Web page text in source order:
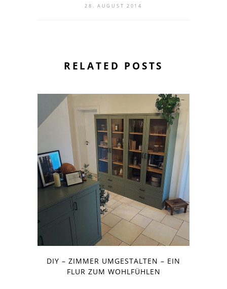
28. AUGUST 2014
RELATED POSTS
DIY – ZIMMER UMGESTALTEN – EIN
FLUR ZUM WOHLFÜHLEN